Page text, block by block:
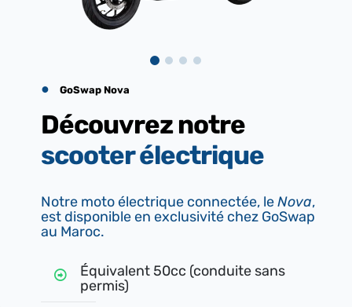
● GoSwap Nova
Découvrez notre
scooter électrique
Notre moto électrique connectée, leNova,
est disponible en exclusivité chez GoSwap
au Maroc.
Équivalent 50cc (conduite sans
permis)